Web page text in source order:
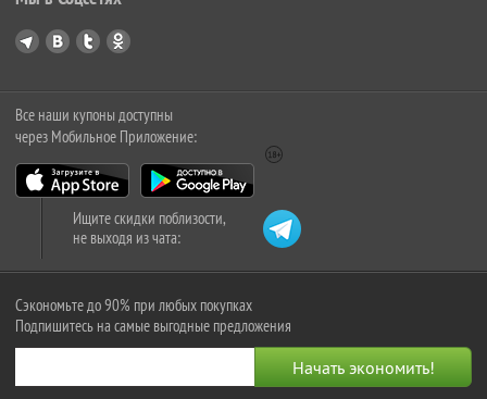
Все наши купоны доступны
через Мобильное Приложение:
Ищите скидки поблизости,
не выходя из чата:
Сэкономьте до 90% при любых покупках
Подпишитесь на самые выгодные предложения